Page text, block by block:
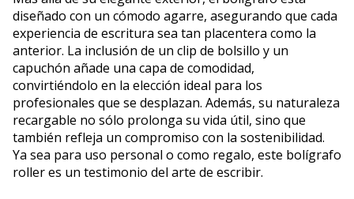
diseñado con un cómodo agarre, asegurando que cada
experiencia de escritura sea tan placentera como la
anterior. La inclusión de un clip de bolsillo y un
capuchón añade una capa de comodidad,
convirtiéndolo en la elección ideal para los
profesionales que se desplazan. Además, su naturaleza
recargable no sólo prolonga su vida útil, sino que
también refleja un compromiso con la sostenibilidad.
Ya sea para uso personal o como regalo, este bolígrafo
roller es un testimonio del arte de escribir.